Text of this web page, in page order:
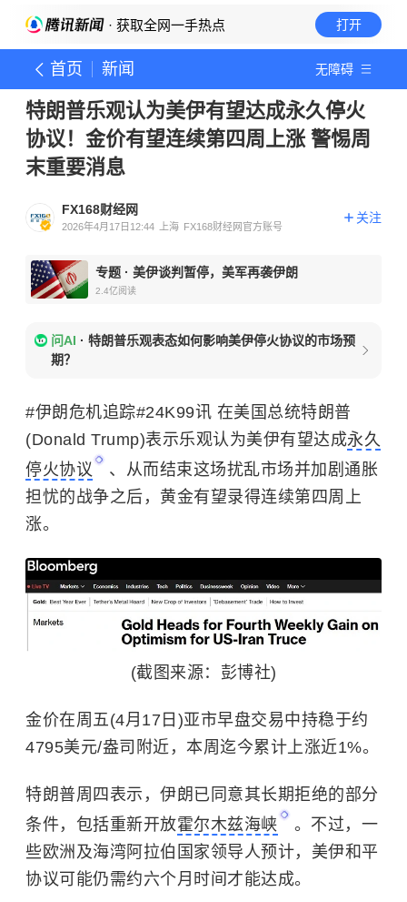
· 获取全网一手热点 打开
首页 新闻 无障碍
特朗普乐观认为美伊有望达成永久停火
协议！金价有望连续第四周上涨 警惕周
末重要消息
FX168财经网
2026年4月17日12:44 上海 FX168财经网官方账号
关注
专题 · 美伊谈判暂停，美军再袭伊朗
2.4亿阅读
问AI · 特朗普乐观表态如何影响美伊停火协议的市场预
期？
#伊朗危机追踪#24K99讯 在美国总统特朗普
(Donald Trump)表示乐观认为美伊有望达成永久
停火协议
、从而结束这场扰乱市场并加剧通胀
担忧的战争之后，黄金有望录得连续第四周上
涨。
(截图来源：彭博社)
金价在周五(4月17日)亚市早盘交易中持稳于约
4795美元/盎司附近，本周迄今累计上涨近1%。
特朗普周四表示，伊朗已同意其长期拒绝的部分
条件，包括重新开放霍尔木兹海峡
。不过，一
些欧洲及海湾阿拉伯国家领导人预计，美伊和平
协议可能仍需约六个月时间才能达成。